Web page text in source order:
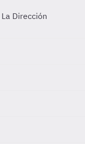
La Dirección